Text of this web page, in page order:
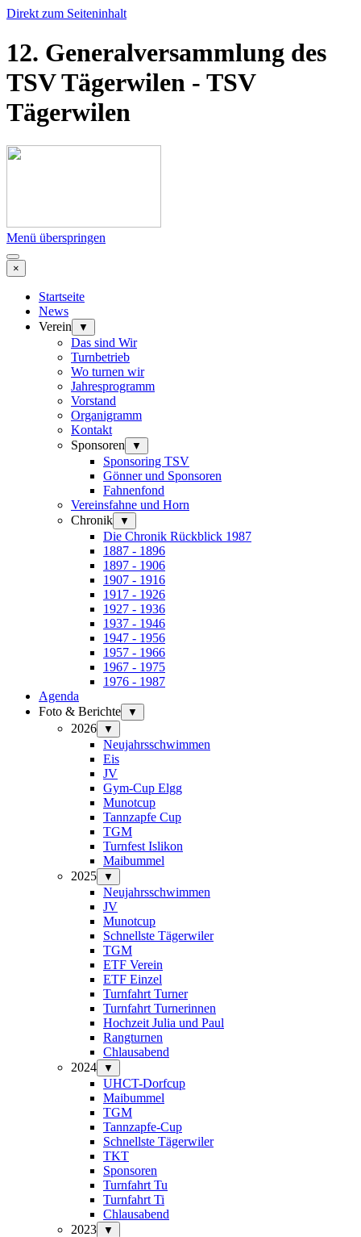
Direkt zum Seiteninhalt
12. Generalversammlung des
TSV Tägerwilen - TSV
Tägerwilen
Menü überspringen
×
Startseite
News
Verein
▼
Das sind Wir
Turnbetrieb
Wo turnen wir
Jahresprogramm
Vorstand
Organigramm
Kontakt
Sponsoren
▼
Sponsoring TSV
Gönner und Sponsoren
Fahnenfond
Vereinsfahne und Horn
Chronik
▼
Die Chronik Rückblick 1987
1887 - 1896
1897 - 1906
1907 - 1916
1917 - 1926
1927 - 1936
1937 - 1946
1947 - 1956
1957 - 1966
1967 - 1975
1976 - 1987
Agenda
Foto & Berichte
▼
2026 ▼
Neujahrsschwimmen
Eis
JV
Gym-Cup Elgg
Munotcup
Tannzapfe Cup
TGM
Turnfest Islikon
Maibummel
2025
▼
Neujahrsschwimmen
JV
Munotcup
Schnellste Tägerwiler
TGM
ETF Verein
ETF Einzel
Turnfahrt Turner
Turnfahrt Turnerinnen
Hochzeit Julia und Paul
Rangturnen
Chlausabend
2024
▼
UHCT-Dorfcup
Maibummel
TGM
Tannzapfe-Cup
Schnellste Tägerwiler
TKT
Sponsoren
Turnfahrt Tu
Turnfahrt Ti
Chlausabend
2023
▼